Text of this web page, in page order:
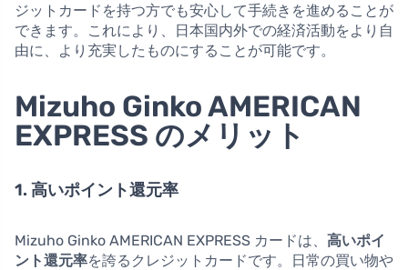
ジットカードを持つ方でも安心して手続きを進めることが
できます。これにより、日本国内外での経済活動をより自
由に、より充実したものにすることが可能です。
Mizuho Ginko AMERICAN
EXPRESS のメリット
1. 高いポイント還元率
Mizuho Ginko AMERICAN EXPRESS カードは、 高いポイ
ント還元率を誇るクレジットカードです。日常の買い物や